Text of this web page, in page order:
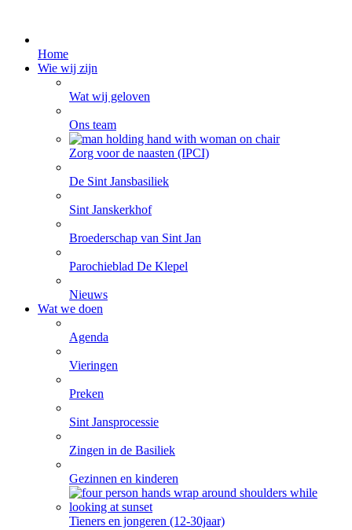
Home
Wie wij zijn
Wat wij geloven
Ons team
Zorg voor de naasten (IPCI)
De Sint Jansbasiliek
Sint Janskerkhof
Broederschap van Sint Jan
Parochieblad De Klepel
Nieuws
Wat we doen
Agenda
Vieringen
Preken
Sint Jansprocessie
Zingen in de Basiliek
Gezinnen en kinderen
Tieners en jongeren (12-30jaar)